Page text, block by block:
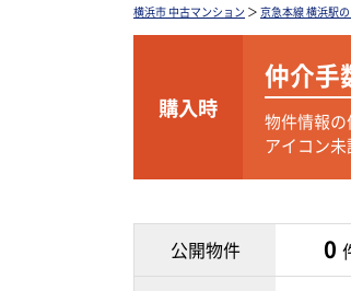
横浜市 中古マンション ＞ 京急本線 横浜駅
購入時
仲介手
物件情報の
アイコン未
公開物件 0